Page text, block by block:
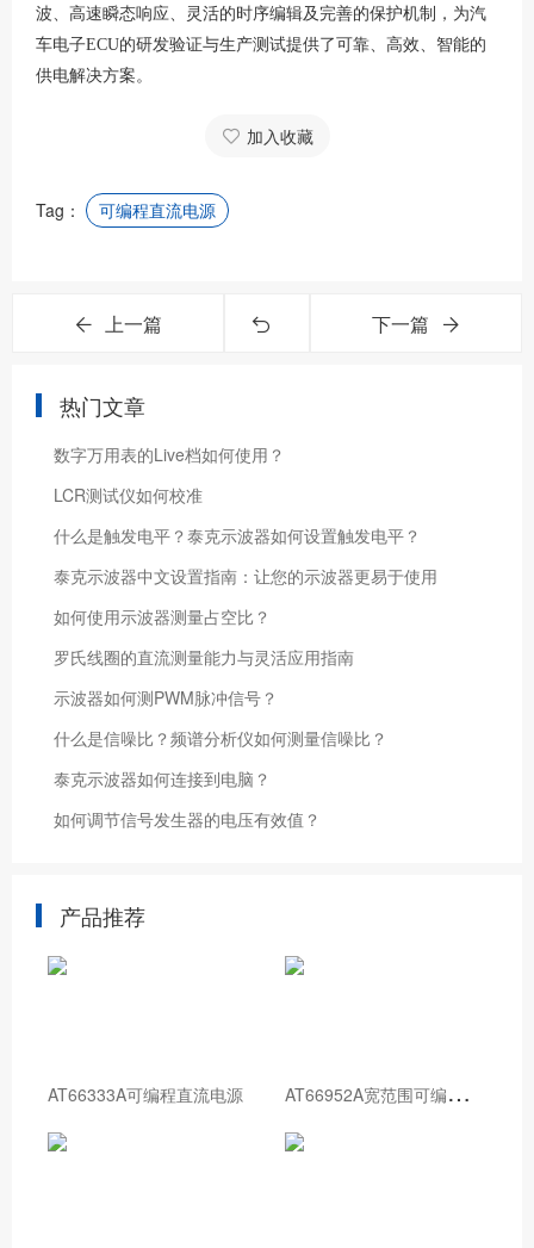
波、高速瞬态响应、灵活的时序编辑及完善的保护机制，为汽
车电子ECU的研发验证与生产测试提供了可靠、高效、智能的
供电解决方案。
加入收藏
Tag： 可编程直流电源
上一篇 下一篇
热门文章
数字万用表的Live档如何使用？
LCR测试仪如何校准
什么是触发电平？泰克示波器如何设置触发电平？
泰克示波器中文设置指南：让您的示波器更易于使用
如何使用示波器测量占空比？
罗氏线圈的直流测量能力与灵活应用指南
示波器如何测PWM脉冲信号？
什么是信噪比？频谱分析仪如何测量信噪比？
泰克示波器如何连接到电脑？
如何调节信号发生器的电压有效值？
产品推荐
AT66333A可编程直流电源 A
T66952A宽范围可编程直流电源